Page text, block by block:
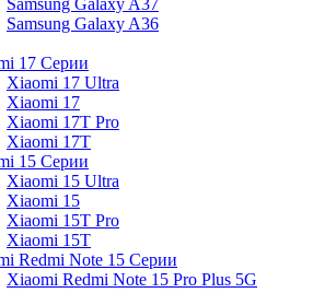
Samsung Galaxy A37
Samsung Galaxy A36
17 Серии
Xiaomi 17 Ultra
Xiaomi 17
Xiaomi 17T Pro
Xiaomi 17T
15 Серии
Xiaomi 15 Ultra
Xiaomi 15
Xiaomi 15T Pro
Xiaomi 15T
Redmi Note 15 Серии
Xiaomi Redmi Note 15 Pro Plus 5G